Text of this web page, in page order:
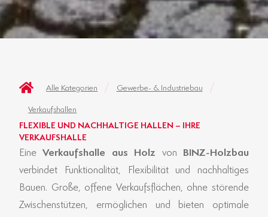
Alle Kategorien Gewerbe- & Industriebau
Verkaufshallen
FLEXIBLE UND NACHHALTIGE HALLEN – IHRE
VERKAUFSHALLE
Eine Verkaufshalle aus Holz von BINZ-Holzbau
verbindet Funktionalität, Flexibilität und nachhaltiges
Bauen. Große, offene Verkaufsflächen, ohne störende
Zwischenstützen, ermöglichen und bieten optimale